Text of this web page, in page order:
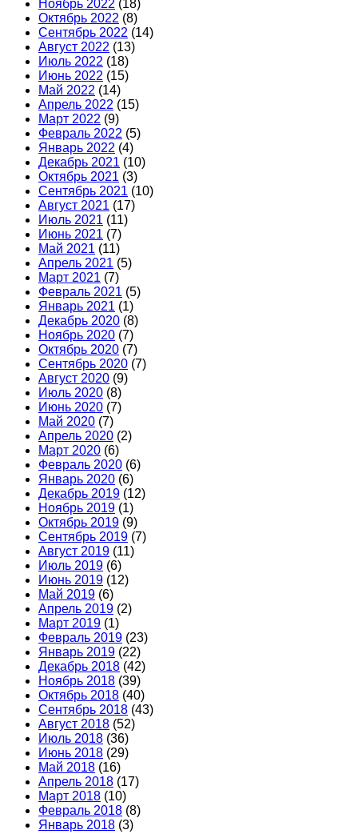
Ноябрь 2022 (18)
Октябрь 2022 (8)
Сентябрь 2022 (14)
Август 2022 (13)
Июль 2022 (18)
Июнь 2022 (15)
Май 2022 (14)
Апрель 2022 (15)
Март 2022 (9)
Февраль 2022 (5)
Январь 2022 (4)
Декабрь 2021 (10)
Октябрь 2021 (3)
Сентябрь 2021 (10)
Август 2021 (17)
Июль 2021 (11)
Июнь 2021 (7)
Май 2021 (11)
Апрель 2021 (5)
Март 2021 (7)
Февраль 2021 (5)
Январь 2021 (1)
Декабрь 2020 (8)
Ноябрь 2020 (7)
Октябрь 2020 (7)
Сентябрь 2020 (7)
Август 2020 (9)
Июль 2020 (8)
Июнь 2020 (7)
Май 2020 (7)
Апрель 2020 (2)
Март 2020 (6)
Февраль 2020 (6)
Январь 2020 (6)
Декабрь 2019 (12)
Ноябрь 2019 (1)
Октябрь 2019 (9)
Сентябрь 2019 (7)
Август 2019 (11)
Июль 2019 (6)
Июнь 2019 (12)
Май 2019 (6)
Апрель 2019 (2)
Март 2019 (1)
Февраль 2019 (23)
Январь 2019 (22)
Декабрь 2018 (42)
Ноябрь 2018 (39)
Октябрь 2018 (40)
Сентябрь 2018 (43)
Август 2018 (52)
Июль 2018 (36)
Июнь 2018 (29)
Май 2018 (16)
Апрель 2018 (17)
Март 2018 (10)
Февраль 2018 (8)
Январь 2018 (3)